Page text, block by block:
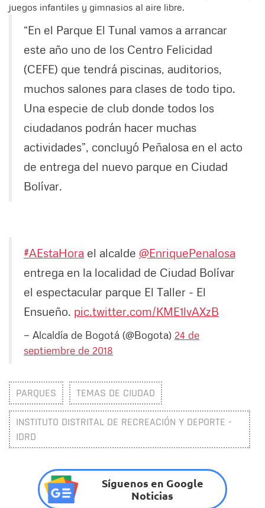
juegos infantiles y gimnasios al aire libre.
“En el Parque El Tunal vamos a arrancar
este año uno de los Centro Felicidad
(CEFE) que tendrá piscinas, auditorios,
muchos salones para clases de todo tipo.
Una especie de club donde todos los
ciudadanos podrán hacer muchas
actividades”, concluyó Peñalosa en el acto
de entrega del nuevo parque en Ciudad
Bolívar.
#AEstaHora el alcalde @EnriquePenalosa
entrega en la localidad de Ciudad Bolívar
el espectacular parque El Taller - El
Ensueño. pic.twitter.com/KME1lvAXzB
— Alcaldía de Bogotá (@Bogota) 24 de
septiembre de 2018
PARQUES TEMAS DE CIUDAD
INSTITUTO DISTRITAL DE RECREACIÓN Y DEPORTE -
IDRD
Síguenos en Google
Noticias